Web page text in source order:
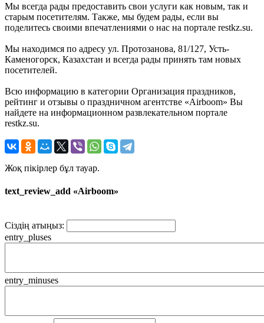
Мы всегда рады предоставить свои услуги как новым, так и
старым посетителям. Также, мы будем рады, если вы
поделитесь своими впечатлениями о нас на портале restkz.su.
Мы находимся по адресу ул. Протозанова, 81/127, Усть-
Каменогорск, Казахстан и всегда рады принять там новых
посетителей.
Всю информацию в категории Организация праздников,
рейтинг и отзывы о праздничном агентстве «Airboom» Вы
найдете на информационном развлекательном портале
restkz.su.
Жоқ пікірлер бұл тауар.
text_review_add «Airboom»
Сіздің атыңыз:
entry_pluses
entry_minuses